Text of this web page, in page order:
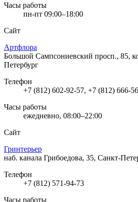
Часы работы
пн-пт 09:00–18:00
Сайт
Артфлора
Большой Сампсониевский просп., 85,
Петербург
Телефон
+7 (812) 602-92-57, +7 (812) 666-
Часы работы
ежедневно, 08:00–22:00
Сайт
Гринтерьер
наб. канала Грибоедова, 35, Санкт-
Телефон
+7 (812) 571-94-73
Часы работы